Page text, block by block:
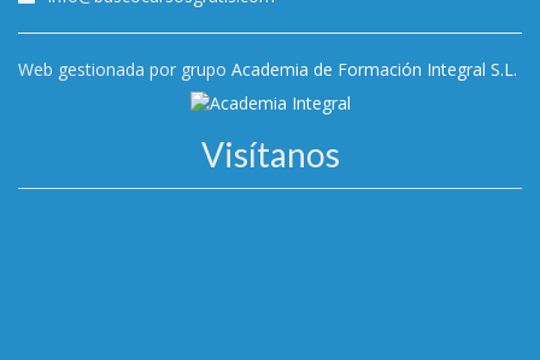
Web gestionada por grupo Academia de Formación Integral S.L.
Visítanos